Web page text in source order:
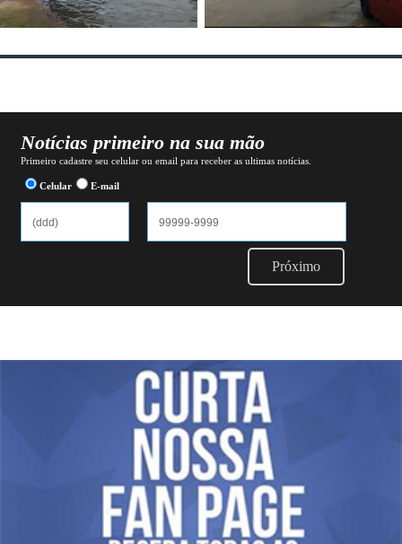
Notícias primeiro na sua mão
Primeiro cadastre seu celular ou email para receber as ultimas notícias.
Celular E-mail
Próximo